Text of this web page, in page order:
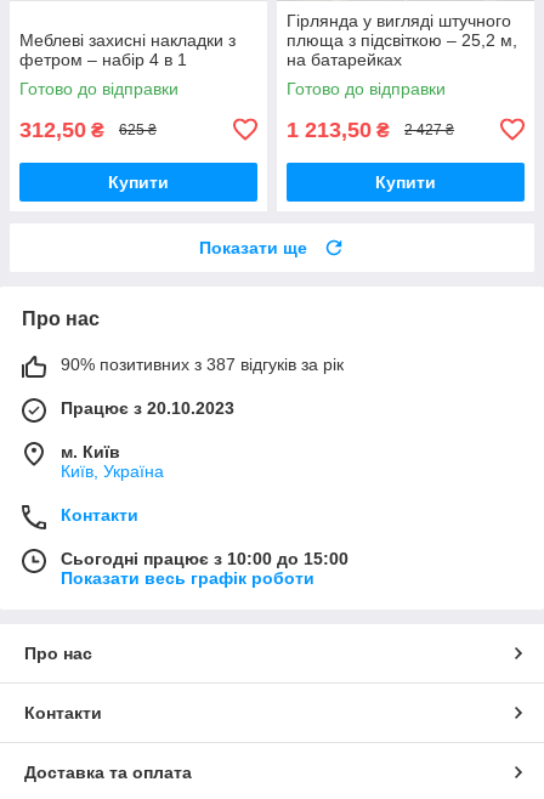
Меблеві захисні накладки з
фетром – набір 4 в 1
Готово до відправки
312,50 ₴ 625 ₴
Купити
Гірлянда у вигляді штучного
плюща з підсвіткою – 25,2 м,
на батарейках
Готово до відправки
1 213,50 ₴ 2 427 ₴
Купити
Показати ще
Про нас
90% позитивних з 387 відгуків за рік
Працює з 20.10.2023
м. Київ
Київ, Україна
Контакти
Сьогодні працює з 10:00 до 15:00
Показати весь графік роботи
Про нас
Контакти
Доставка та оплата